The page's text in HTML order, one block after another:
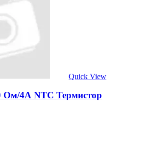
Quick View
Ом/4А NTC Термистор